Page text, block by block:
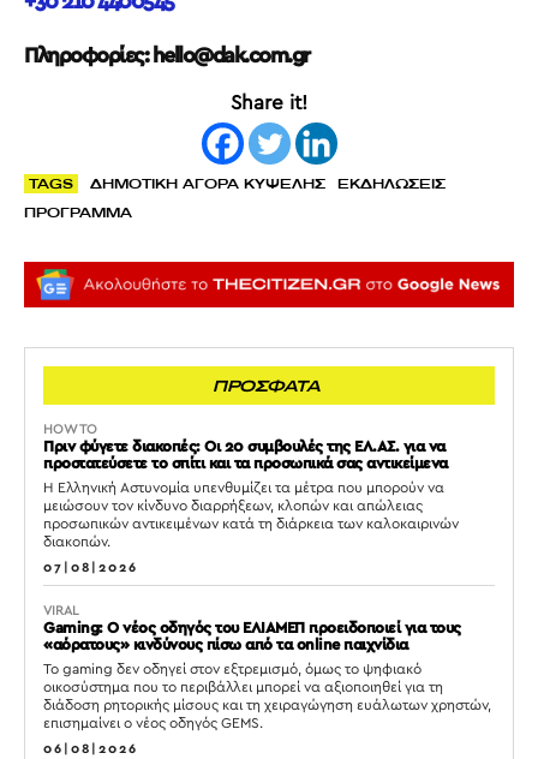
Πληροφορίες: hello@dak.com.gr
Share it!
TAGS ΔΗΜΟΤΙΚΗ ΑΓΟΡΑ ΚΥΨΕΛΗΣ
ΕΚΔΗΛΩΣΕΙΣ
ΠΡΟΓΡΑΜΜΑ
ΠΡΟΣΦΑΤΑ
HOW TO
Πριν φύγετε διακοπές: Οι 20 συμβουλές της ΕΛ.ΑΣ. για να
προστατεύσετε το σπίτι και τα προσωπικά σας αντικείμενα
Η Ελληνική Αστυνομία υπενθυμίζει τα μέτρα που μπορούν να
μειώσουν τον κίνδυνο διαρρήξεων, κλοπών και απώλειας
προσωπικών αντικειμένων κατά τη διάρκεια των καλοκαιρινών
διακοπών.
07|08|2026
VIRAL
Gaming: Ο νέος οδηγός του ΕΛΙΑΜΕΠ προειδοποιεί για τους
«αόρατους» κινδύνους πίσω από τα online παιχνίδια
Το gaming δεν οδηγεί στον εξτρεμισμό, όμως το ψηφιακό
οικοσύστημα που το περιβάλλει μπορεί να αξιοποιηθεί για τη
διάδοση ρητορικής μίσους και τη χειραγώγηση ευάλωτων χρηστών,
επισημαίνει ο νέος οδηγός GEMS.
06|08|2026